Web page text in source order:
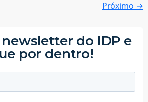
Próximo →
do IDP e
por dentro!